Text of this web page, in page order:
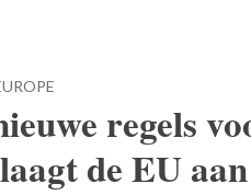
regels
de EU aan